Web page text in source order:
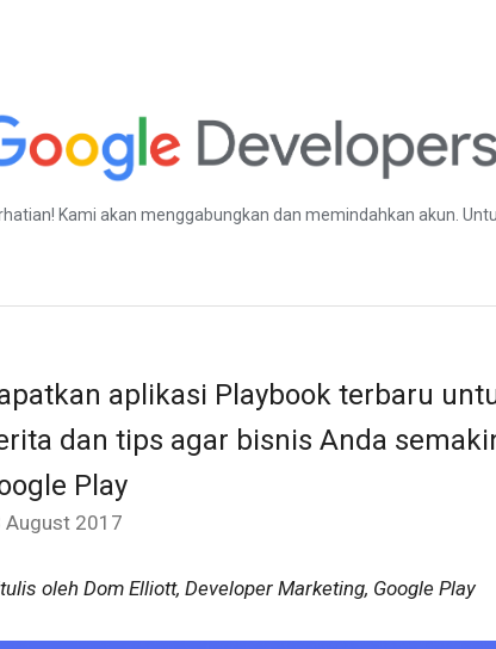
Kami akan menggabungkan dan memindahkan akun.
aplikasi Playbook terbaru
dan tips agar bisnis Anda
Play
August 2017
oleh Dom Elliott, Developer Marketing, Google Play